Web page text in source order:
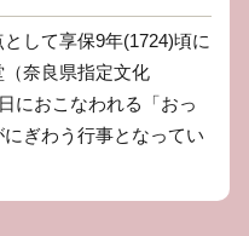
して享保9年(1724)頃に
奈良県指定文化
におこなわれる「おっ
ぎわう行事となってい